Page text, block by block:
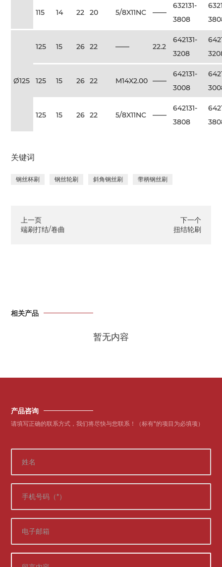
115 14 22 20 5/8X11NC ——
632131-
3808
Ø125
125 15 26 22 —— 22.2
642131-
3208
125 15 26 22 M14X2.00 ——
642131-
3008
125 15 26 22 5/8X11NC ——
642131-
3808
关键词
钢丝杯刷 钢丝轮刷 斜角钢丝刷 带柄钢丝刷
上一页
端刷打结/卷曲
下一个
扭结轮刷
相关产品
暂无内容
产品咨询
请填写正确的联系方式，我们将尽快与您联系！（标有*的项目为必填项）